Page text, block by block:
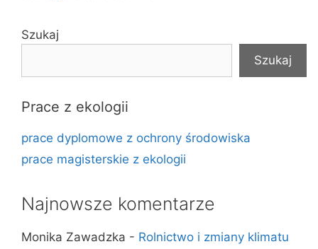
Szukaj
Szukaj
Prace z ekologii
prace dyplomowe z ochrony środowiska
prace magisterskie z ekologii
Najnowsze komentarze
Monika Zawadzka - Rolnictwo i zmiany klimatu